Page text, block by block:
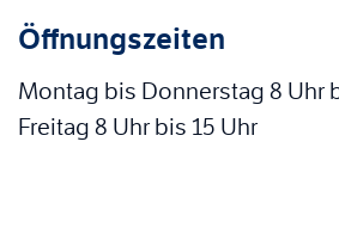
Öffnungszeiten
Montag bis Donnerstag 8 Uhr
Freitag 8 Uhr bis 15 Uhr